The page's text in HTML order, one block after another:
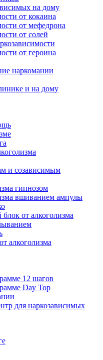
на дому
от кокаина
от мефедрона
от солей
от героина
наркомании
и на дому
и созависимым
гипнозом
вшиванием ампулы
от алкоголизма
алкоголизма
12 шагов
Day Top
для наркозависимых